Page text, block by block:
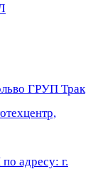
ГРУП Трак
адресу: г.